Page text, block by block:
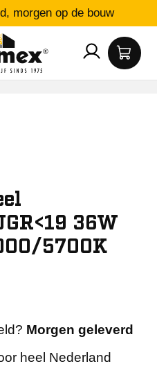
morgen op de bouw
36W
5700K
Morgen geleverd
heel Nederland